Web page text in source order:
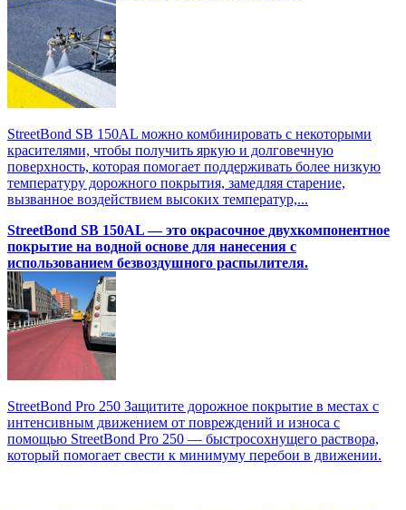
StreetBond SB 150AL можно комбинировать с некоторыми
красителями, чтобы получить яркую и долговечную
поверхность, которая помогает поддерживать более низкую
температуру дорожного покрытия, замедляя старение,
вызванное воздействием высоких температур,...
StreetBond SB 150AL — это окрасочное двухкомпонентное
покрытие на водной основе для нанесения с
использованием безвоздушного распылителя.
StreetBond Pro 250 Защитите дорожное покрытие в местах с
интенсивным движением от повреждений и износа с
помощью StreetBond Pro 250 — быстросохнущего раствора,
который помогает свести к минимуму перебои в движении.